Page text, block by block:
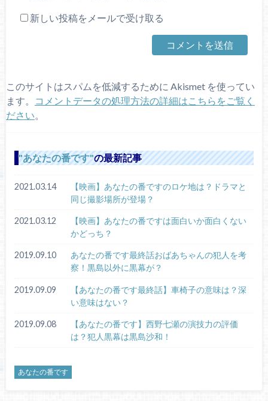
新しい投稿をメールで受け取る
このサイトはスパムを低減するために Akismet を使ってい
ます。
コメントデータの処理方法の詳細はこちらをご覧く
ださい。
あなたの番です の最新記事
2021.03.14
【映画】あなたの番ですのロケ地は？ドラマと
同じ撮影場所が登場？
2021.03.12
【映画】あなたの番ですは面白いか面白くない
かどっち？
2019.09.10
あなたの番です最終話おばあちゃんの犯人を考
察！黒島以外に黒幕が？
2019.09.09
【あなたの番です最終話】車椅子の意味は？深
い意味はない？
2019.09.08
【あなたの番です】西野七瀬の演技力の評価
は？犯人黒幕は黒島沙和！
あなたの番です